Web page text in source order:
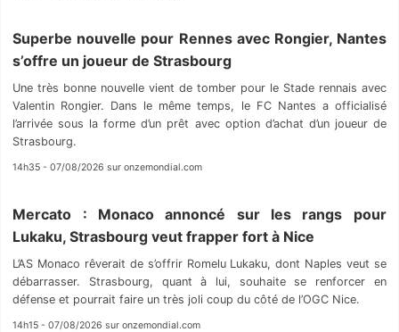
Superbe nouvelle pour Rennes avec Rongier, Nantes
s’offre un joueur de Strasbourg
Une très bonne nouvelle vient de tomber pour le Stade rennais avec
Valentin Rongier. Dans le même temps, le FC Nantes a officialisé
l’arrivée sous la forme d’un prêt avec option d’achat d’un joueur de
Strasbourg.
14h35 - 07/08/2026 sur onzemondial.com
Mercato : Monaco annoncé sur les rangs pour
Lukaku, Strasbourg veut frapper fort à Nice
L’AS Monaco rêverait de s’offrir Romelu Lukaku, dont Naples veut se
débarrasser. Strasbourg, quant à lui, souhaite se renforcer en
défense et pourrait faire un très joli coup du côté de l’OGC Nice.
14h15 - 07/08/2026 sur onzemondial.com